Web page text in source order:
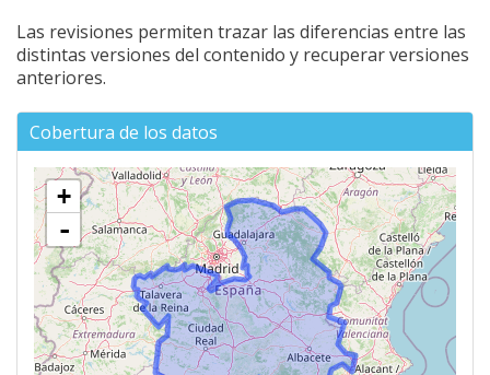
Las revisiones permiten trazar las diferencias entre las
distintas versiones del contenido y recuperar versiones
anteriores.
Cobertura de los datos
+
-